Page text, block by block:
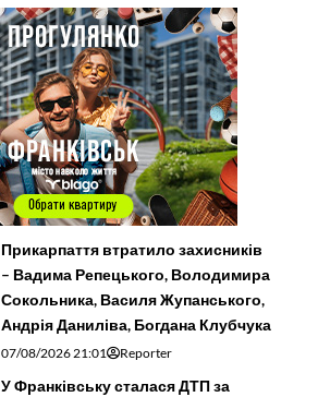
Прикарпаття втратило захисників
– Вадима Репецького, Володимира
Сокольника, Василя Жупанського,
Андрія Даниліва, Богдана Клубчука
07/08/2026 21:01 Reporter
У Франківську сталася ДТП за